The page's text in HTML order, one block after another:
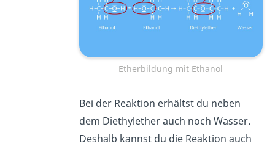
Etherbildung mit Ethanol
Bei der Reaktion erhältst du neben
dem Diethylether auch noch Wasser.
Deshalb kannst du die Reaktion auch